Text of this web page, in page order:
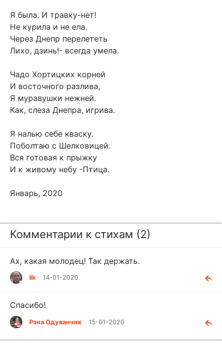
Я была. И травку-нет!
Не курила и не ела.
Через Днепр перелететь
Лихо, дзинь!- всегда умела.
Чадо Хортицких корней
И восточного разлива,
Я муравушки нежней.
Как, слеза Днепра, игрива.
Я налью себе кваску.
Поболтаю с Шелковицей.
Вся готовая к прыжку
И к живому небу -Птица.
Январь, 2020
Комментарии к стихам (2)
Ах, какая молодец! Так держать.
lik 14-01-2020
Спасибо!
Рэна Одуванчик 15-01-2020